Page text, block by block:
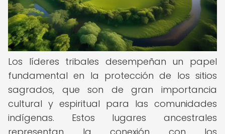
Los líderes tribales desempeñan un papel
fundamental en la protección de los sitios
sagrados, que son de gran importancia
cultural y espiritual para las comunidades
indígenas. Estos lugares ancestrales